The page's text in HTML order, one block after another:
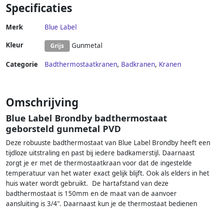
Specificaties
Merk Blue Label
Kleur Grijs Gunmetal
Categorie Badthermostaatkranen, Badkranen, Kranen
Omschrijving
Blue Label Brondby badthermostaat
geborsteld gunmetal PVD
Deze robuuste badthermostaat van Blue Label Brondby heeft een
tijdloze uitstraling en past bij iedere badkamerstijl. Daarnaast
zorgt je er met de thermostaatkraan voor dat de ingestelde
temperatuur van het water exact gelijk blijft. Ook als elders in het
huis water wordt gebruikt. De hartafstand van deze
badthermostaat is 150mm en de maat van de aanvoer
aansluiting is 3/4". Daarnaast kun je de thermostaat bedienen